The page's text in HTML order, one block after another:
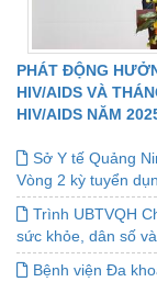
PHÁT ĐỘNG
HIV/AIDS VÀ
HIV/AIDS NĂM
Sở Y tế Quảng
Vòng 2 kỳ tuyển
Trình UBTVQH
sức khỏe, dân số
Bệnh viện Đa